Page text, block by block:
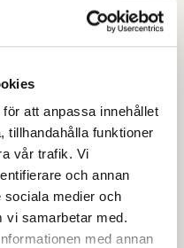
att anpassa innehållet
tillhandahålla funktioner
vår trafik. Vi
och annan
sociala medier och
vi samarbetar med.
med annan
endast användas
med P-
anvisningar skall
samt gågator
för arbetsplatsen
Då speciella
vara giltigt även